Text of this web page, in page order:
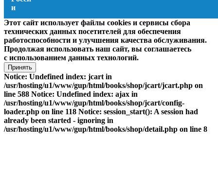
Этот сайт использует файлы cookies и сервисы сбора
технических данных посетителей для обеспечения
работоспособности и улучшения качества обслуживания.
Продолжая использовать наш сайт, вы соглашаетесь
с использованием данных технологий.
Принять
Notice: Undefined index: jcart in
/usr/hosting/u1/www/gup/html/books/shop/jcart/jcart.php on
line 588 Notice: Undefined index: ajax in
/usr/hosting/u1/www/gup/html/books/shop/jcart/config-
loader.php on line 118 Notice: session_start(): A session had
already been started - ignoring in
/usr/hosting/u1/www/gup/html/books/shop/detail.php on line 8